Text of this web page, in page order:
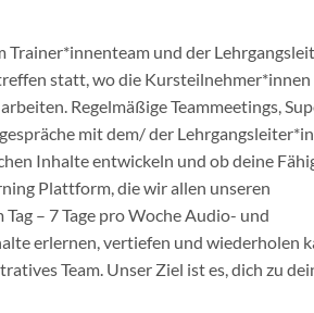
Trainer*innenteam und der
statt, wo die Kursteilnehmer*innen
Regelmäßige Teammeetings,
mit dem/ der
Inhalte entwickeln und ob deine
Plattform, die wir allen unseren
– 7 Tage pro Woche Audio- und
erlernen, vertiefen und wiederholen
Team. Unser Ziel ist es, dich zu